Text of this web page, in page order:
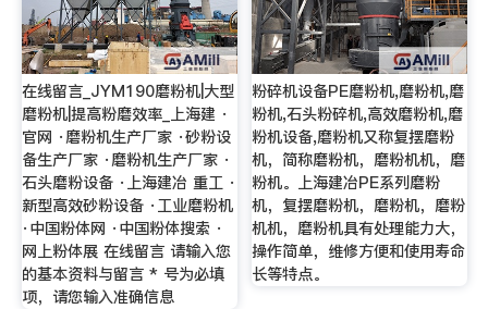
在线留言_JYM190磨粉机|大型
磨粉机|提高粉磨效率_上海建 ·
官网 ·磨粉机生产厂家 ·砂粉设
备生产厂家 ·磨粉机生产厂家 ·
石头磨粉设备 ·上海建冶 重工 ·
新型高效砂粉设备 ·工业磨粉机
·中国粉体网 ·中国粉体搜索 ·
网上粉体展 在线留言 请输入您
的基本资料与留言 * 号为必填
项，请您输入准确信息
粉碎机设备PE磨粉机,磨粉机,磨
粉机,石头粉碎机,高效磨粉机,磨
粉机设备,磨粉机又称复摆磨粉
机，简称磨粉机，磨粉机机，磨
粉机。上海建冶PE系列磨粉
机，复摆磨粉机，磨粉机，磨粉
机机，磨粉机具有处理能力大，
操作简单，维修方便和使用寿命
长等特点。